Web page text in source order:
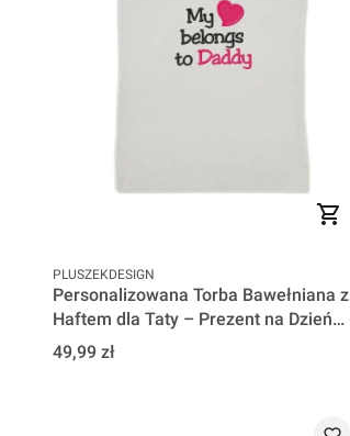
PRODUCENT
PLUSZEKDESIGN
Personalizowana Torba Bawełniana z
Haftem dla Taty – Prezent na Dzień
Ojca - My heart belongs to Daddy
Cena
49,99 zł